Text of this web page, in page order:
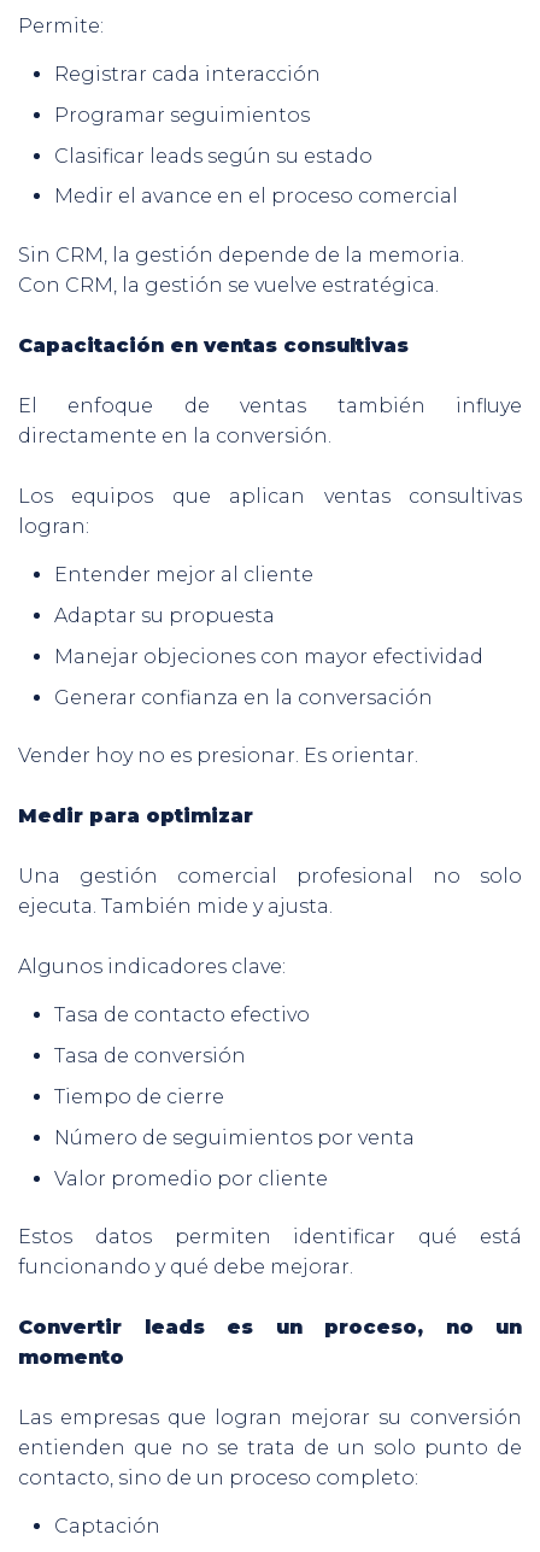
Permite:
Registrar cada interacción
Programar seguimientos
Clasificar leads según su estado
Medir el avance en el proceso comercial
Sin CRM, la gestión depende de la memoria.
Con CRM, la gestión se vuelve estratégica.
Capacitación en ventas consultivas
El enfoque de ventas también influye
directamente en la conversión.
Los equipos que aplican ventas consultivas
logran:
Entender mejor al cliente
Adaptar su propuesta
Manejar objeciones con mayor efectividad
Generar confianza en la conversación
Vender hoy no es presionar. Es orientar.
Medir para optimizar
Una gestión comercial profesional no solo
ejecuta. También mide y ajusta.
Algunos indicadores clave:
Tasa de contacto efectivo
Tasa de conversión
Tiempo de cierre
Número de seguimientos por venta
Valor promedio por cliente
Estos datos permiten identificar qué está
funcionando y qué debe mejorar.
Convertir leads es un proceso, no un
momento
Las empresas que logran mejorar su conversión
entienden que no se trata de un solo punto de
contacto, sino de un proceso completo:
Captación